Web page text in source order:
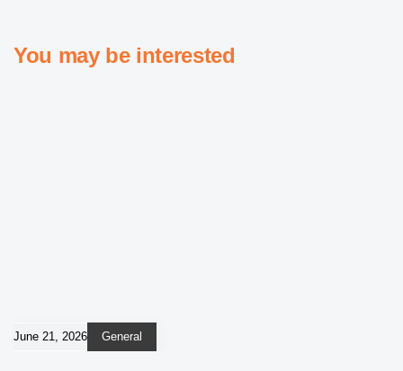
You may be interested
June 21, 2026 General